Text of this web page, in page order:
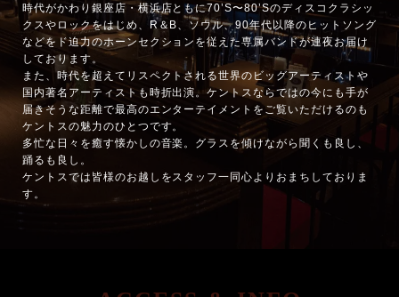
時代がかわり銀座店・横浜店ともに70’S〜80’Sのディスコクラシッ
クスやロックをはじめ、R＆B、ソウル、90年代以降のヒットソング
などをド迫力のホーンセクションを従えた専属バンドが連夜お届け
しております。
また、時代を超えてリスペクトされる世界のビッグアーティストや
国内著名アーティストも時折出演。ケントスならではの今にも手が
届きそうな距離で最高のエンターテイメントをご覧いただけるのも
ケントスの魅力のひとつです。
多忙な日々を癒す懐かしの音楽。グラスを傾けながら聞くも良し、
踊るも良し。
ケントスでは皆様のお越しをスタッフ一同心よりおまちしておりま
す。